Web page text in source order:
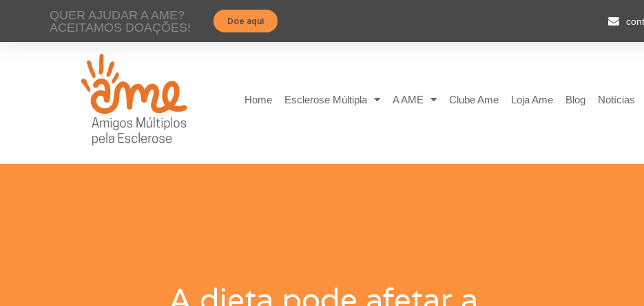
QUER AJUDAR A AME?
ACEITAMOS DOAÇÕES!
Doe aqui
Home Esclerose Múltipla A AME Clube Ame Loja Ame Blog Notícias